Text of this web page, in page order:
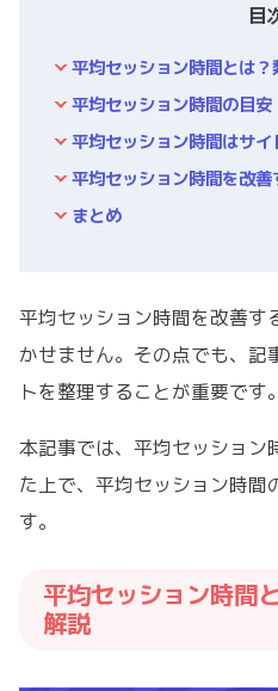
目
平均セッション時間とは
平均セッション時間の目安
平均セッション時間はサ
平均セッション時間を改善
まとめ
平均セッション時間を改善す
かせません。その点でも、記
トを整理することが重要です。
本記事では、平均セッション
た上で、平均セッション時間
す。
平均セッション時間
解説